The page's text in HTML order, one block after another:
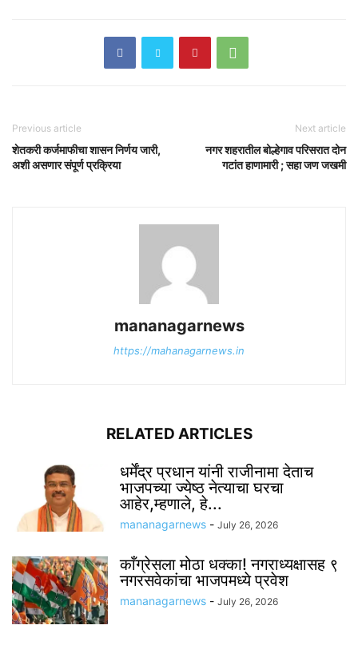
Previous article
शेतकरी कर्जमाफीचा शासन निर्णय जारी,
अशी असणार संपूर्ण प्रक्रिया
Next article
नगर शहरातील बोल्हेगाव परिसरात दोन
गटांत हाणामारी ; सहा जण जखमी
mananagarnews
https://mahanagarnews.in
RELATED ARTICLES
धर्मेंद्र प्रधान यांनी राजीनामा देताच
भाजपच्या ज्येष्ठ नेत्याचा घरचा
आहेर,म्हणाले, हे...
mananagarnews - July 26, 2026
काँग्रेसला मोठा धक्का! नगराध्यक्षासह ९
नगरसवेकांचा भाजपमध्ये प्रवेश
mananagarnews - July 26, 2026